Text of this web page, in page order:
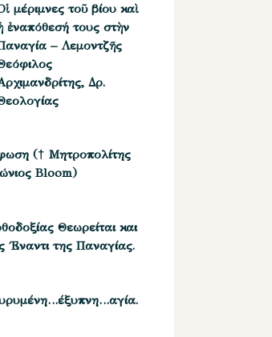
μέριμνες τοῦ βίου καὶ
ἐναπόθεσή τους στὴν
– Λεμοντζῆς
Δρ.
(† Μητροπολίτης
Bloom)
Θεωρείται και
της Παναγίας.